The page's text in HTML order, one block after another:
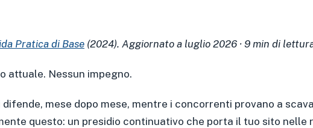
Pratica di Base (2024). Aggiornato a luglio 2026 · 9 min di
attuale. Nessun impegno.
mese dopo mese, mentre i concorrenti provano a
questo: un presidio continuativo che porta il tuo sito nelle